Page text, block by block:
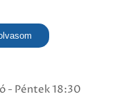
- Péntek 18:30